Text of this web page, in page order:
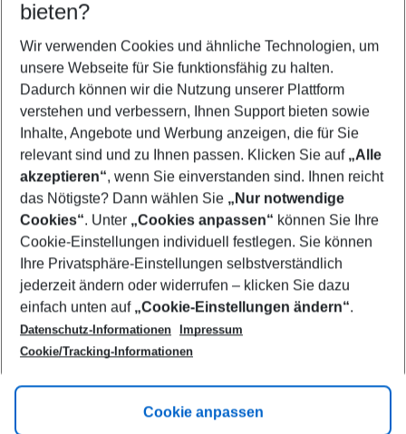
Any airport
Select your date range
09/08/26–07/08/27 5-8 nights
Who will travel
2 adults No children
Show more filter
Footer
Footer navigation
Title A
Link A
bieten?
Wir verwenden Cookies und ähnliche Technologien, um
unsere Webseite für Sie funktionsfähig zu halten.
Dadurch können wir die Nutzung unserer Plattform
verstehen und verbessern, Ihnen Support bieten sowie
Inhalte, Angebote und Werbung anzeigen, die für Sie
relevant sind und zu Ihnen passen. Klicken Sie auf „Alle
akzeptieren“, wenn Sie einverstanden sind. Ihnen reicht
das Nötigste? Dann wählen Sie „Nur notwendige
Cookies“. Unter „Cookies anpassen“ können Sie Ihre
Cookie-Einstellungen individuell festlegen. Sie können
Ihre Privatsphäre-Einstellungen selbstverständlich
jederzeit ändern oder widerrufen – klicken Sie dazu
einfach unten auf „Cookie-Einstellungen ändern“.
Datenschutz-Informationen
Impressum
Cookie/Tracking-Informationen
Cookie anpassen